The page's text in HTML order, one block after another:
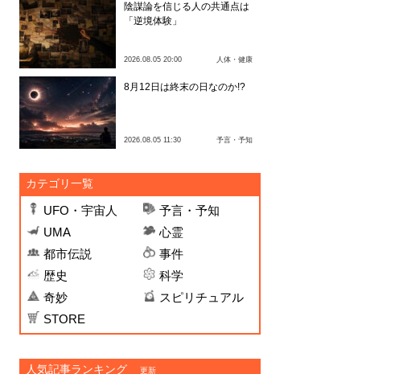
陰謀論を信じる人の共通点は
「逆境体験」
2026.08.05 20:00 人体・健康
8月12日は終末の日なのか!?
2026.08.05 11:30 予言・予知
カテゴリ一覧
UFO・宇宙人
予言・予知
UMA
心霊
都市伝説
事件
歴史
科学
奇妙
スピリチュアル
STORE
人気記事ランキング 更新